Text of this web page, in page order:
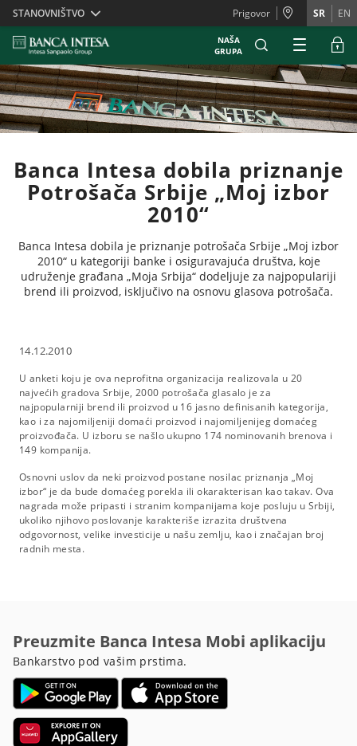
Skiplinks
STANOVNIŠTVO Prigovor SR EN
NAŠA
GRUPA
Banca Intesa dobila priznanje
Potrošača Srbije „Moj izbor
2010“
Banca Intesa dobila je priznanje potrošača Srbije „Moj izbor
2010“ u kategoriji banke i osiguravajuća društva, koje
udruženje građana „Moja Srbija“ dodeljuje za najpopulariji
brend ili proizvod, isključivo na osnovu glasova potrošača.
14.12.2010
U anketi koju je ova neprofitna organizacija realizovala u 20
najvećih gradova Srbije, 2000 potrošača glasalo je za
najpopularniji brend ili proizvod u 16 jasno definisanih kategorija,
kao i za najomiljeniji domaći proizvod i najomiljenijeg domaćeg
proizvođača. U izboru se našlo ukupno 174 nominovanih brenova i
149 kompanija.
Osnovni uslov da neki proizvod postane nosilac priznanja „Moj
izbor“ je da bude domaćeg porekla ili okarakterisan kao takav. Ova
nagrada može pripasti i stranim kompanijama koje posluju u Srbiji,
ukoliko njihovo poslovanje karakteriše izrazita društvena
odgovornost, velike investicije u našu zemlju, kao i značajan broj
radnih mesta.
Preuzmite Banca Intesa Mobi aplikaciju
Bankarstvo pod vašim prstima.